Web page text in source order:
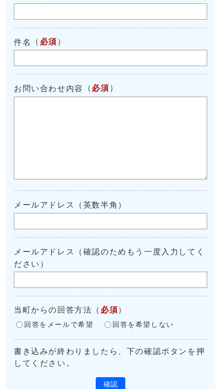
件名 （ 必須 ）
お問い合わせ内容 （ 必須 ）
メールアドレス（英数半角）
メールアドレス（確認のためもう一度入力してく
ださい）
当町からの回答方法 （ 必須 ）
回答をメールで希望 回答を希望しない
書き込みが終わりましたら、下の確認ボタンを押
してください。
確認